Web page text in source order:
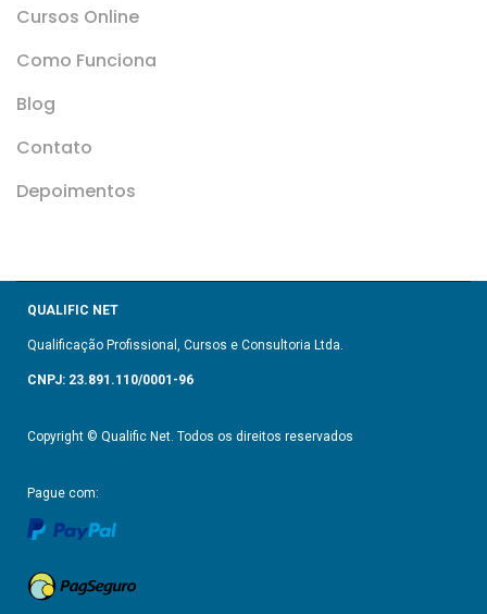
Cursos Online
Como Funciona
Blog
Contato
Depoimentos
QUALIFIC NET
Qualificação Profissional, Cursos e Consultoria Ltda.
CNPJ: 23.891.110/0001-96
Copyright © Qualific Net. Todos os direitos reservados
Pague com: